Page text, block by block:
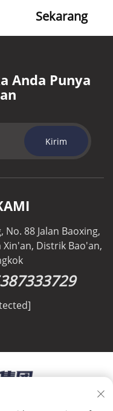
Sekarang
Anda Punya
Kirim
88 Jalan Baoxing,
Distrik Bao'an,